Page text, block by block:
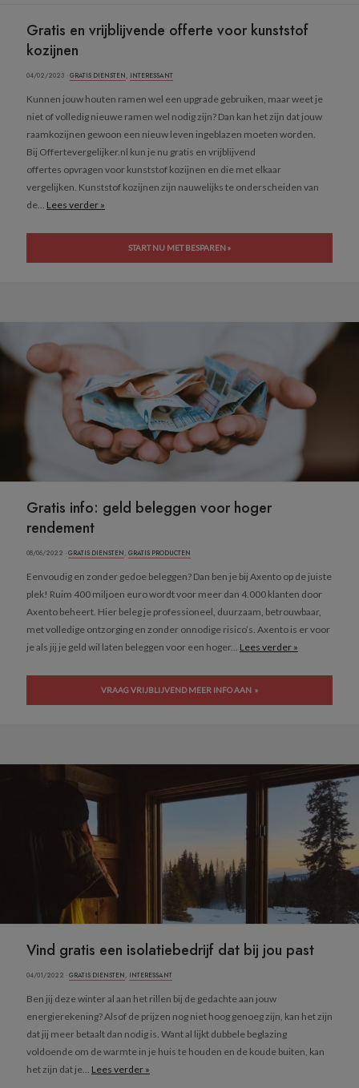
Gratis en vrijblijvende offerte voor kunststof
kozijnen
04/02/2023 ·GRATIS DIENSTEN, INTERESSANT
Kunnen jouw houten ramen wel een upgrade gebruiken, maar weet je
niet of volledig nieuwe ramen wel nodig zijn? Dan kan het zijn dat jouw
raamkozijnen gewoon een nieuw leven ingeblazen moeten worden.
Bij Offertevergelijker.nl kun je nu gratis en vrijblijvend
offertes opvragen voor kunststof kozijnen en die met elkaar
vergelijken. Kunststof kozijnen zijn nauwelijks te onderscheiden van
de... Lees verder »
START NU MET BESPAREN »
Gratis info: geld beleggen voor hoger
rendement
08/06/2022 ·GRATIS DIENSTEN, GRATIS PRODUCTEN
Eenvoudig en zonder gedoe beleggen? Dan ben je bij Axento op de juiste
plek! Ruim 400 miljoen euro wordt voor meer dan 4.000 klanten door
Axento beheert. Hier beleg je professioneel, duurzaam, betrouwbaar,
met volledige ontzorging en zonder onnodige risico’s. Axento is er voor
je als jij je geld wil laten beleggen voor een hoger... Lees verder »
VRAAG VRIJBLIJVEND MEER INFO AAN »
Vind gratis een isolatiebedrijf dat bij jou past
04/01/2022 ·GRATIS DIENSTEN, INTERESSANT
Ben jij deze winter al aan het rillen bij de gedachte aan jouw
energierekening? Alsof de prijzen nog niet hoog genoeg zijn, kan het zijn
dat jij meer betaalt dan nodig is. Want al lijkt dubbele beglazing
voldoende om de warmte in je huis te houden en de koude buiten, kan
het zijn dat je... Lees verder »